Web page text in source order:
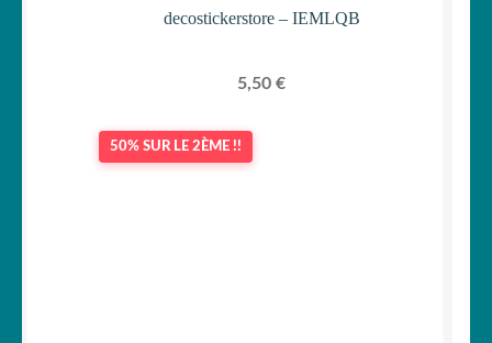
decostickerstore – IEMLQB
5,50 €
50% SUR LE 2ÈME !!